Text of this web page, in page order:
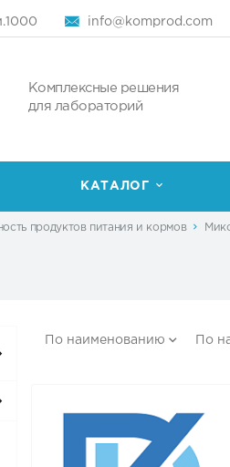
info@komprod.com
Комплексные решения
для лабораторий
КАТАЛОГ
продуктов питания и кормов
По наименованию По